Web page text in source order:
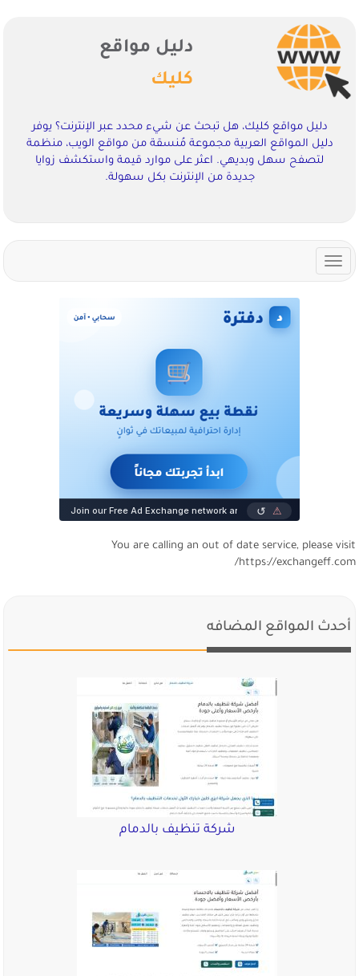
دليل مواقع
كليك
دليل مواقع كليك، هل تبحث عن شيء محدد عبر الإنترنت؟ يوفر
دليل المواقع العربية مجموعة مُنسقة من مواقع الويب، منظمة
لتصفح سهل وبديهي. اعثر على موارد قيمة واستكشف زوايا
جديدة من الإنترنت بكل سهولة.
Toggle
navigation
You are calling an out of date service, please visit
https://exchangeff.com/
أحدث المواقع المضافه
شركة تنظيف بالدمام